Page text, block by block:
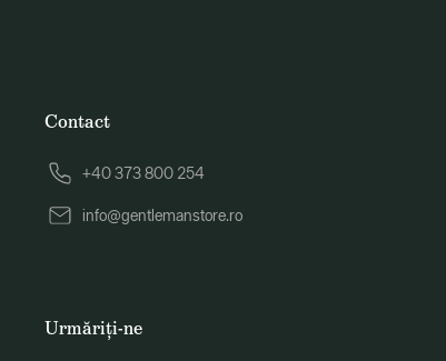
Contact
+40 373 800 254
info@gentlemanstore.ro
Urmăriți-ne